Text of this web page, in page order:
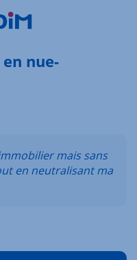
nue-
mais sans
en neutralisant ma